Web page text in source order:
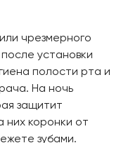
чрезмерного
установки
полости рта и
На ночь
защитит
них коронки от
зубами.